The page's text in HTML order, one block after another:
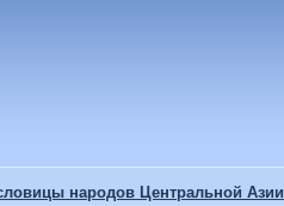
народов Центральной Азии